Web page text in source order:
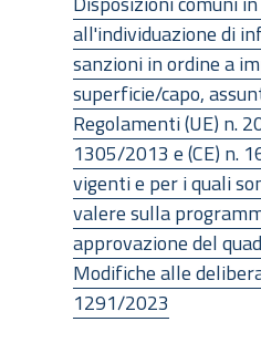
all'individuazione di
sanzioni in ordine a
superficie/capo,
Regolamenti (UE) n.
1305/2013 e (CE) n.
vigenti e per i quali
valere sulla
approvazione del
Modifiche alle
1291/2023